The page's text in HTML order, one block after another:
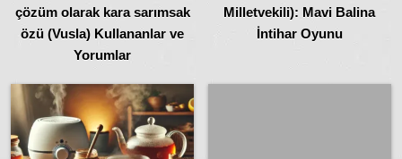
çözüm olarak kara sarımsak
özü (Vusla) Kullananlar ve
Yorumlar
Milletvekili): Mavi Balina
İntihar Oyunu